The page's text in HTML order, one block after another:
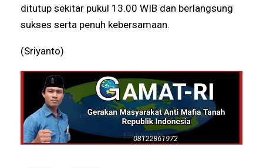
ditutup sekitar pukul 13.00 WIB dan berlangsung
sukses serta penuh kebersamaan.
(Sriyanto)